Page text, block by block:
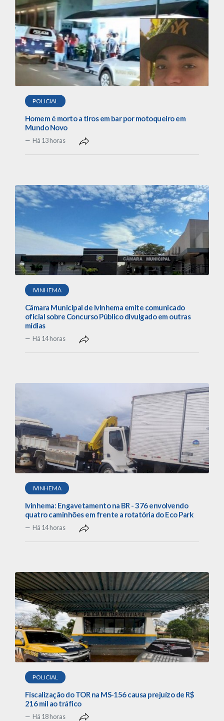
POLICIAL
Homem é morto a tiros em bar por motoqueiro em
Mundo Novo
Há 13 horas
IVINHEMA
Câmara Municipal de Ivinhema emite comunicado
oficial sobre Concurso Público divulgado em outras
mídias
Há 14 horas
IVINHEMA
Ivinhema: Engavetamento na BR - 376 envolvendo
quatro caminhões em frente a rotatória do Eco Park
Há 14 horas
POLICIAL
Fiscalização do TOR na MS-156 causa prejuízo de R$
216 mil ao tráfico
Há 18 horas